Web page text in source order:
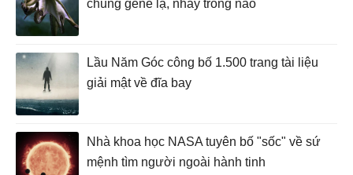
chung gene lạ, nhảy trong não
Lầu Năm Góc công bố 1.500 trang tài liệu
giải mật về đĩa bay
Nhà khoa học NASA tuyên bố "sốc" về sứ
mệnh tìm người ngoài hành tinh